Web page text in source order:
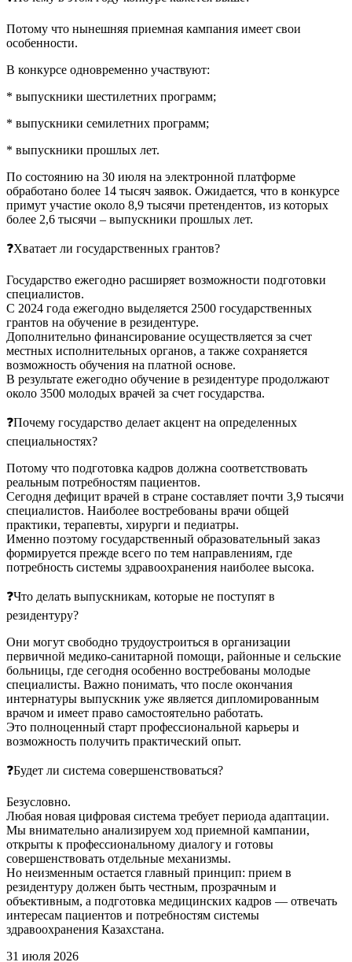
Потому что нынешняя приемная кампания имеет свои
особенности.
В конкурсе одновременно участвуют:
* выпускники шестилетних программ;
* выпускники семилетних программ;
* выпускники прошлых лет.
По состоянию на 30 июля на электронной платформе
обработано более 14 тысяч заявок. Ожидается, что в конкурсе
примут участие около 8,9 тысячи претендентов, из которых
более 2,6 тысячи – выпускники прошлых лет.
❓Хватает ли государственных грантов?
Государство ежегодно расширяет возможности подготовки
специалистов.
С 2024 года ежегодно выделяется 2500 государственных
грантов на обучение в резидентуре.
Дополнительно финансирование осуществляется за счет
местных исполнительных органов, а также сохраняется
возможность обучения на платной основе.
В результате ежегодно обучение в резидентуре продолжают
около 3500 молодых врачей за счет государства.
❓Почему государство делает акцент на определенных
специальностях?
Потому что подготовка кадров должна соответствовать
реальным потребностям пациентов.
Сегодня дефицит врачей в стране составляет почти 3,9 тысячи
специалистов. Наиболее востребованы врачи общей
практики, терапевты, хирурги и педиатры.
Именно поэтому государственный образовательный заказ
формируется прежде всего по тем направлениям, где
потребность системы здравоохранения наиболее высока.
❓Что делать выпускникам, которые не поступят в
резидентуру?
Они могут свободно трудоустроиться в организации
первичной медико-санитарной помощи, районные и сельские
больницы, где сегодня особенно востребованы молодые
специалисты. Важно понимать, что после окончания
интернатуры выпускник уже является дипломированным
врачом и имеет право самостоятельно работать.
Это полноценный старт профессиональной карьеры и
возможность получить практический опыт.
❓Будет ли система совершенствоваться?
Безусловно.
Любая новая цифровая система требует периода адаптации.
Мы внимательно анализируем ход приемной кампании,
открыты к профессиональному диалогу и готовы
совершенствовать отдельные механизмы.
Но неизменным остается главный принцип: прием в
резидентуру должен быть честным, прозрачным и
объективным, а подготовка медицинских кадров — отвечать
интересам пациентов и потребностям системы
здравоохранения Казахстана.
31 июля 2026